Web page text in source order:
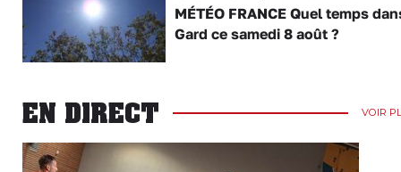
MÉTÉO FRANCE Quel temps
Gard ce samedi 8 août ?
EN DIRECT VOIR